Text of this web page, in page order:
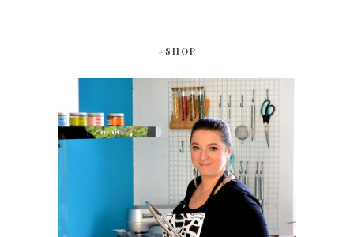
#SHOP